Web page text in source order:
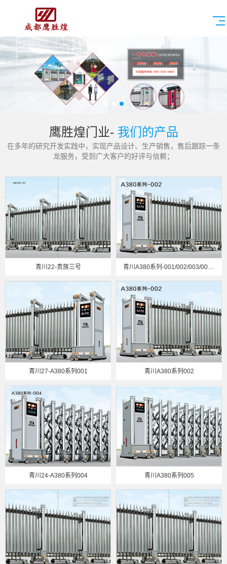
鹰胜煌门业- 我们的产品
在多年的研究开发实践中，实现产品设计、生产销售，售后跟踪一条
龙服务，受到广大客户的好评与信赖；
青川22-贵族三号 青川A380系列-001/002/003/004/005
青川27-A380系列001 青川A380系列002
青川24-A380系列004 青川A380系列005